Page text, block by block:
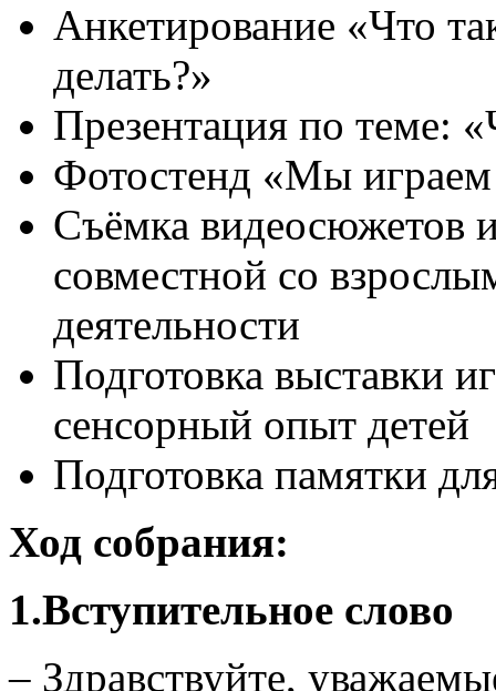
Анкетирование «Что
делать?»
Презентация по теме:
Фотостенд «Мы играем
Съёмка видеосюжетов
совместной со
деятельности
Подготовка выставки
сенсорный опыт детей
Подготовка памятки
Ход собрания:
1.Вступительное слово
– Здравствуйте,